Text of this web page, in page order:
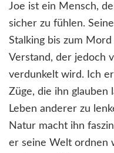
Joe ist ein Mensch,
sicher zu fühlen.
Stalking bis zum
Verstand, der jedoch
verdunkelt wird. Ich
Züge, die ihn glauben
Leben anderer zu
Natur macht ihn
er seine Welt ordnen